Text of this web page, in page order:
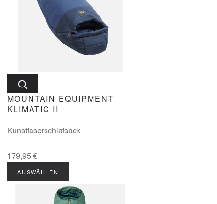
MOUNTAIN EQUIPMENT
KLIMATIC II
Kunstfaserschlafsack
179,95 €
AUSWÄHLEN